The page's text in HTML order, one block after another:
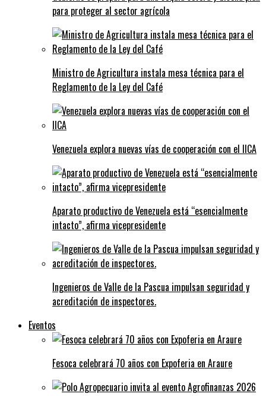
para proteger al sector agrícola
Ministro de Agricultura instala mesa técnica para el
Reglamento de la Ley del Café
Venezuela explora nuevas vías de cooperación con el IICA
Aparato productivo de Venezuela está “esencialmente
intacto”, afirma vicepresidente
Ingenieros de Valle de la Pascua impulsan seguridad y
acreditación de inspectores.
Eventos
Fesoca celebrará 70 años con Expoferia en Araure